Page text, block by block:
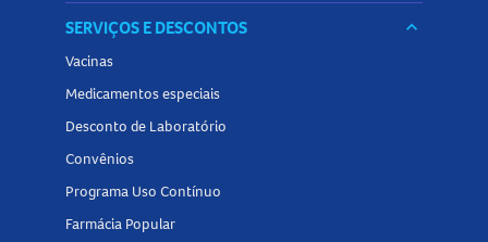
SERVIÇOS E DESCONTOS keyboard_arrow_down
Vacinas
Medicamentos especiais
Desconto de Laboratório
Convênios
Programa Uso Contínuo
Farmácia Popular